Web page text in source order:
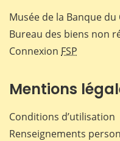
Musée de la Banque du
Bureau des biens non
Connexion FSP
Mentions
Conditions d’utilisation
Renseignements